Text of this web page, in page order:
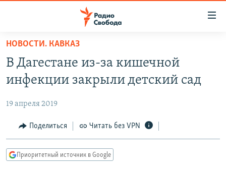
упрощенного
доступа
Вернуться
основному
Вернутся
главной
навигации
ПОДКАСТЫ
АВТОРСКИЕ ПРОЕКТЫ
ЦИТАТЫ СВОБОДЫ
МНЕНИЯ
IDEL.РЕАЛИИ
НОВОСТИ. КАВКАЗ
В Дагестане из-за кишечной
инфекции закрыли детский сад
19 апреля 2019
Поделиться Читать без VPN
Приоритетный источник в Google